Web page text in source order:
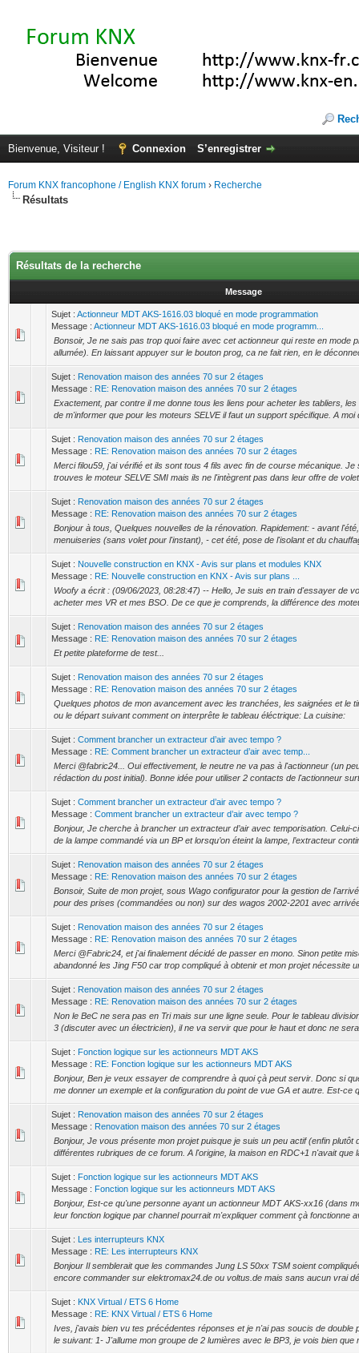
Bienvenue, Visiteur ! Connexion S’enregistrer
Forum KNX francophone / English KNX forum › Recherche
Résultats
Résultats de la recherche
Message
Sujet : Actionneur MDT AKS-1616.03 bloqué en mode programmation
Message : Actionneur MDT AKS-1616.03 bloqué en mode programm...
Bonsoir, Je ne sais pas trop quoi faire avec cet actionneur qui reste en mode
allumée). En laissant appuyer sur le bouton prog, ca ne fait rien, en le
Sujet : Renovation maison des années 70 sur 2 étages
Message : RE: Renovation maison des années 70 sur 2 étages
Exactement, par contre il me donne tous les liens pour acheter les tabliers,
de m'informer que pour les moteurs SELVE il faut un support spécifique. A moi
Sujet : Renovation maison des années 70 sur 2 étages
Message : RE: Renovation maison des années 70 sur 2 étages
Merci filou59, j'ai vérifié et ils sont tous 4 fils avec fin de course mécanique.
trouves le moteur SELVE SMI mais ils ne l'intègrent pas dans leur offre de
Sujet : Renovation maison des années 70 sur 2 étages
Message : RE: Renovation maison des années 70 sur 2 étages
Bonjour à tous, Quelques nouvelles de la rénovation. Rapidement: - avant
menuiseries (sans volet pour l'instant), - cet été, pose de l'isolant et du
Sujet : Nouvelle construction en KNX - Avis sur plans et modules KNX
Message : RE: Nouvelle construction en KNX - Avis sur plans ...
Woofy a écrit : (09/06/2023, 08:28:47) -- Hello, Je suis en train d'essayer de
acheter mes VR et mes BSO. De ce que je comprends, la différence des
Sujet : Renovation maison des années 70 sur 2 étages
Message : RE: Renovation maison des années 70 sur 2 étages
Et petite plateforme de test...
Sujet : Renovation maison des années 70 sur 2 étages
Message : RE: Renovation maison des années 70 sur 2 étages
Quelques photos de mon avancement avec les tranchées, les saignées et le
ou le départ suivant comment on interprête le tableau éléctrique: La cuisine:
Sujet : Comment brancher un extracteur d’air avec tempo ?
Message : RE: Comment brancher un extracteur d’air avec temp...
Merci @fabric24... Oui effectivement, le neutre ne va pas à l'actionneur (un
rédaction du post initial). Bonne idée pour utiliser 2 contacts de l'actionneur
Sujet : Comment brancher un extracteur d’air avec tempo ?
Message : Comment brancher un extracteur d’air avec tempo ?
Bonjour, Je cherche à brancher un extracteur d’air avec temporisation. Celui-
de la lampe commandé via un BP et lorsqu’on éteint la lampe, l’extracteur
Sujet : Renovation maison des années 70 sur 2 étages
Message : RE: Renovation maison des années 70 sur 2 étages
Bonsoir, Suite de mon projet, sous Wago configurator pour la gestion de
pour des prises (commandées ou non) sur des wagos 2002-2201 avec
Sujet : Renovation maison des années 70 sur 2 étages
Message : RE: Renovation maison des années 70 sur 2 étages
Merci @Fabric24, et j'ai finalement décidé de passer en mono. Sinon petite
abandonné les Jing F50 car trop compliqué à obtenir et mon projet nécessite
Sujet : Renovation maison des années 70 sur 2 étages
Message : RE: Renovation maison des années 70 sur 2 étages
Non le BeC ne sera pas en Tri mais sur une ligne seule. Pour le tableau
3 (discuter avec un électricien), il ne va servir que pour le haut et donc ne
Sujet : Fonction logique sur les actionneurs MDT AKS
Message : RE: Fonction logique sur les actionneurs MDT AKS
Bonjour, Ben je veux essayer de comprendre à quoi çà peut servir. Donc si
me donner un exemple et la configuration du point de vue GA et autre. Est-ce
Sujet : Renovation maison des années 70 sur 2 étages
Message : Renovation maison des années 70 sur 2 étages
Bonjour, Je vous présente mon projet puisque je suis un peu actif (enfin plutôt
différentes rubriques de ce forum. A l'origine, la maison en RDC+1 n'avait que
Sujet : Fonction logique sur les actionneurs MDT AKS
Message : Fonction logique sur les actionneurs MDT AKS
Bonjour, Est-ce qu'une personne ayant un actionneur MDT AKS-xx16 (dans
leur fonction logique par channel pourrait m'expliquer comment çà fonctionne
Sujet : Les interrupteurs KNX
Message : RE: Les interrupteurs KNX
Bonjour Il semblerait que les commandes Jung LS 50xx TSM soient
encore commander sur elektromax24.de ou voltus.de mais sans aucun vrai
Sujet : KNX Virtual / ETS 6 Home
Message : RE: KNX Virtual / ETS 6 Home
Ives, j'avais bien vu tes précédentes réponses et je n'ai pas soucis de double
le suivant: 1- J'allume mon groupe de 2 lumières avec le BP3, je vois bien que